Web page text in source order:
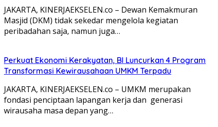
JAKARTA, KINERJAEKSELEN.co – Dewan Kemakmuran
Masjid (DKM) tidak sekedar mengelola kegiatan
peribadahan saja, namun juga…
Perkuat Ekonomi Kerakyatan, BI Luncurkan 4 Program
Transformasi Kewirausahaan UMKM Terpadu
JAKARTA, KINERJAEKSELEN.co – UMKM merupakan
fondasi penciptaan lapangan kerja dan generasi
wirausaha masa depan yang…